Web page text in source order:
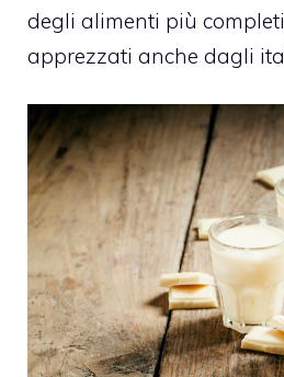
degli alimenti più
apprezzati anche dagli